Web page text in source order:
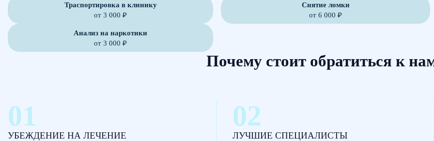
Траспортировка в клинику
от 3 000 ₽
Снятие ломки
от 6 000 ₽
Анализ на наркотики
от 3 000 ₽
Почему стоит обратиться к
УБЕЖДЕНИЕ НА ЛЕЧЕНИЕ ЛУЧШИЕ СПЕЦИАЛИСТЫ